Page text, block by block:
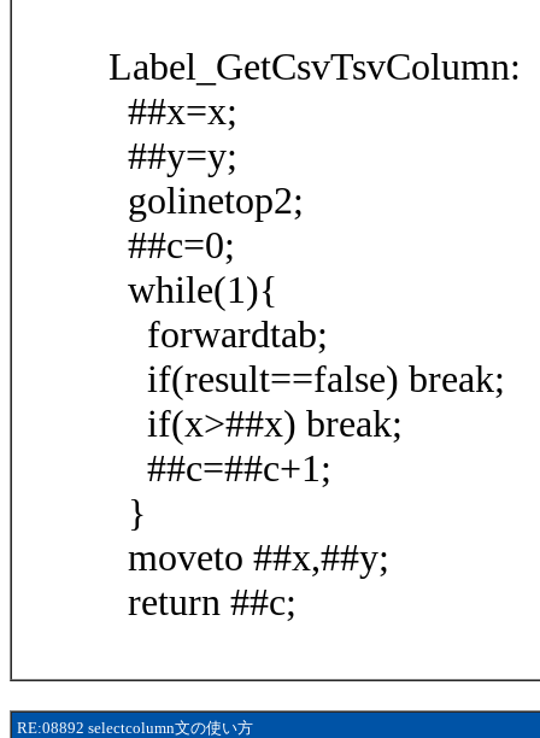
Label_GetCsvTsvColumn:
##x=x;
##y=y;
golinetop2;
##c=0;
while(1){
forwardtab;
if(result==false) break;
if(x>##x) break;
##c=##c+1;
}
moveto ##x,##y;
return ##c;
RE:08892 selectcolumn文の使い方